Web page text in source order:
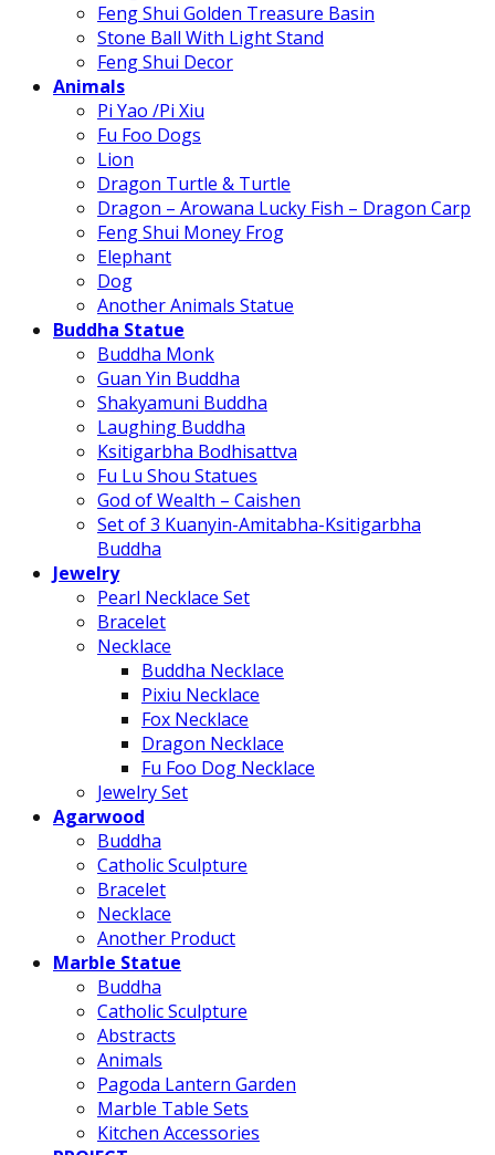
Feng Shui Golden Treasure Basin
Stone Ball With Light Stand
Feng Shui Decor
Animals
Pi Yao /Pi Xiu
Fu Foo Dogs
Lion
Dragon Turtle & Turtle
Dragon – Arowana Lucky Fish – Dragon Carp
Feng Shui Money Frog
Elephant
Dog
Another Animals Statue
Buddha Statue
Buddha Monk
Guan Yin Buddha
Shakyamuni Buddha
Laughing Buddha
Ksitigarbha Bodhisattva
Fu Lu Shou Statues
God of Wealth – Caishen
Set of 3 Kuanyin-Amitabha-Ksitigarbha
Buddha
Jewelry
Pearl Necklace Set
Bracelet
Necklace
Buddha Necklace
Pixiu Necklace
Fox Necklace
Dragon Necklace
Fu Foo Dog Necklace
Jewelry Set
Agarwood
Buddha
Catholic Sculpture
Bracelet
Necklace
Another Product
Marble Statue
Buddha
Catholic Sculpture
Abstracts
Animals
Pagoda Lantern Garden
Marble Table Sets
Kitchen Accessories